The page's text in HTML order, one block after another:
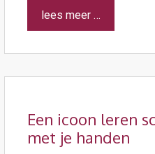
lees meer …
Een icoon leren
met je handen